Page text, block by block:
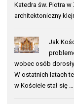
Katedra św. Piotra
architektoniczny
Jak
wobec osób
W ostatnich latach
w Kościele stał się …